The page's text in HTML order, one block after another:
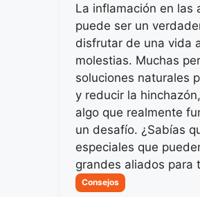
La inflamación en las
puede ser un
disfrutar de una vida
molestias. Muchas
soluciones naturales
y reducir la
algo que realmente
un desafío. ¿Sabías
especiales que
grandes aliados para
Categorias
Consejos